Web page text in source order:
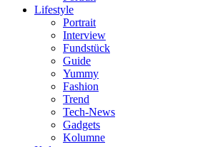
Lifestyle
Portrait
Interview
Fundstück
Guide
Yummy
Fashion
Trend
Tech-News
Gadgets
Kolumne